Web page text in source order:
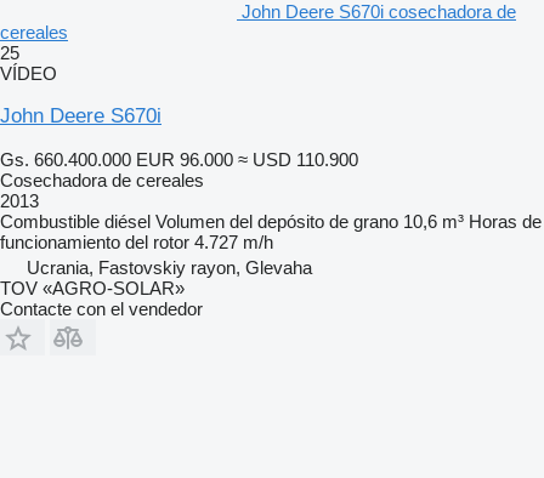
John Deere S670i cosechadora de
cereales
25
VÍDEO
John Deere S670i
Gs. 660.400.000 EUR 96.000 ≈ USD 110.900
Cosechadora de cereales
2013
Combustible diésel Volumen del depósito de grano 10,6 m³ Horas de
funcionamiento del rotor 4.727 m/h
Ucrania, Fastovskiy rayon, Glevaha
TOV «AGRO-SOLAR»
Contacte con el vendedor